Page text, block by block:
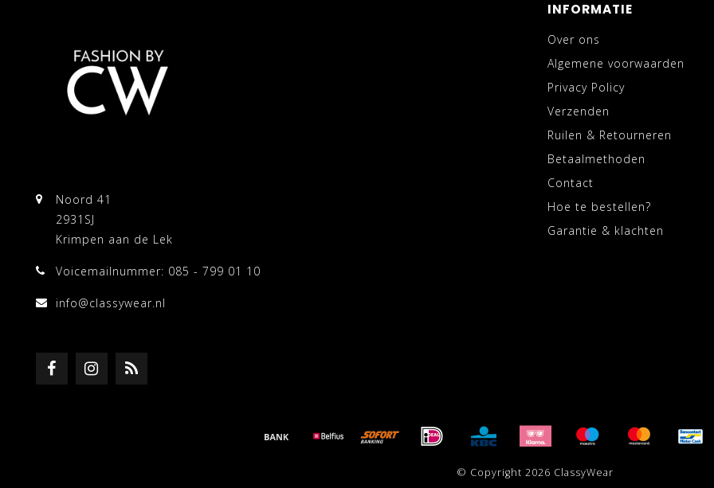
Noord 41
2931SJ
Krimpen aan de Lek
Voicemailnummer: 085 - 799 01 10
info@classywear.nl
INFORMATIE
Over ons
Algemene voorwaarden
Privacy Policy
Verzenden
Ruilen & Retourneren
Betaalmethoden
Contact
Hoe te bestellen?
Garantie & klachten
© Copyright 2026 ClassyWear